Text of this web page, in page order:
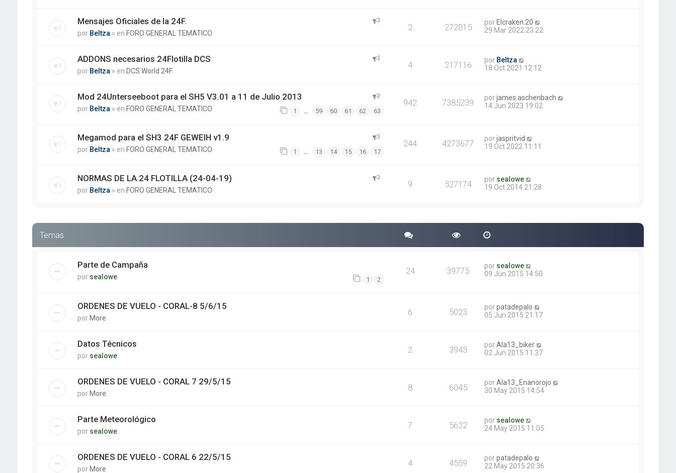
Mensajes Oficiales de la 24F.
por Beltza » en FORO GENERAL TEMATICO
2 272015 por Elcraken.20
29 Mar 2022 23:22
ADDONS necesarios 24Flotilla DCS
por Beltza » en DCS World 24F
4 217116 por Beltza
18 Oct 2021 12:12
Mod 24Unterseeboot para el SH5 V3.01 a 11 de Julio 2013
por Beltza » en FORO GENERAL TEMATICO 1 … 59 60 61 62 63
942 7385239 porjames.aschenbach
14 Jun 2023 19:02
Megamod para el SH3 24F GEWEIH v1.9
por Beltza » en FORO GENERAL TEMATICO 1 … 13 14 15 16 17
244 4273677 porjaspritvid
19 Oct 2022 11:11
NORMAS DE LA 24 FLOTILLA (24-04-19)
por Beltza » en FORO GENERAL TEMATICO
9 527174 por sealowe
19 Oct 2014 21:28
Temas
Parte de Campaña
por sealowe 1 2
24 39775 por sealowe
09 Jun 2015 14:50
ORDENES DE VUELO - CORAL-8 5/6/15
porMore
6 5023 porpatadepalo
05 Jun 2015 21:17
Datos Técnicos
por sealowe
2 3943 porAla13_biker
02 Jun 2015 11:37
ORDENES DE VUELO - CORAL 7 29/5/15
porMore
8 6045 porAla13_Enanorojo
30 May 2015 14:54
Parte Meteorológico
por sealowe
7 5622 por sealowe
24 May 2015 11:05
ORDENES DE VUELO - CORAL 6 22/5/15
porMore
4 4559 porpatadepalo
22 May 2015 20:36